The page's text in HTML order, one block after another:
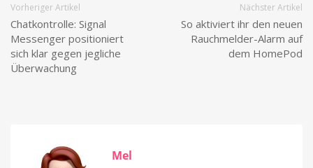
Vorheriger Artikel
Chatkontrolle: Signal
Messenger positioniert
sich klar gegen jegliche
Überwachung
Nächster Artikel
So aktiviert ihr den neuen
Rauchmelder-Alarm auf
dem HomePod
Mel